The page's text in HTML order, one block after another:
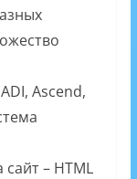
Ascend,
– HTML